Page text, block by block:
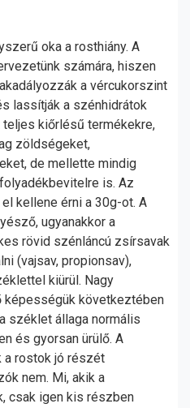
oka a rosthiány. A
számára, hiszen
a vércukorszint
lassítják a szénhidrátok
kiőrlésű termékekre,
zöldségeket,
de mellette mindig
is. Az
kellene érni a 30g-ot. A
ugyanakkor a
rövid szénláncú zsírsavak
(vajsav, propionsav),
kiürül. Nagy
következtében
széklet állaga normális
és gyorsan ürülő. A
a rostok jó részét
nem. Mi, akik a
csak igen kis részben